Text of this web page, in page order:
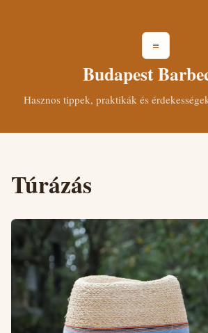
≡
Budapest
Hasznos tippek, praktikák és
Túrázás